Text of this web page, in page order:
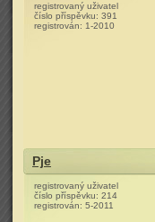
registrovaný uživatel
číslo příspěvku: 391
registrován: 1-2010
Pje
registrovaný uživatel
číslo příspěvku: 214
registrován: 5-2011